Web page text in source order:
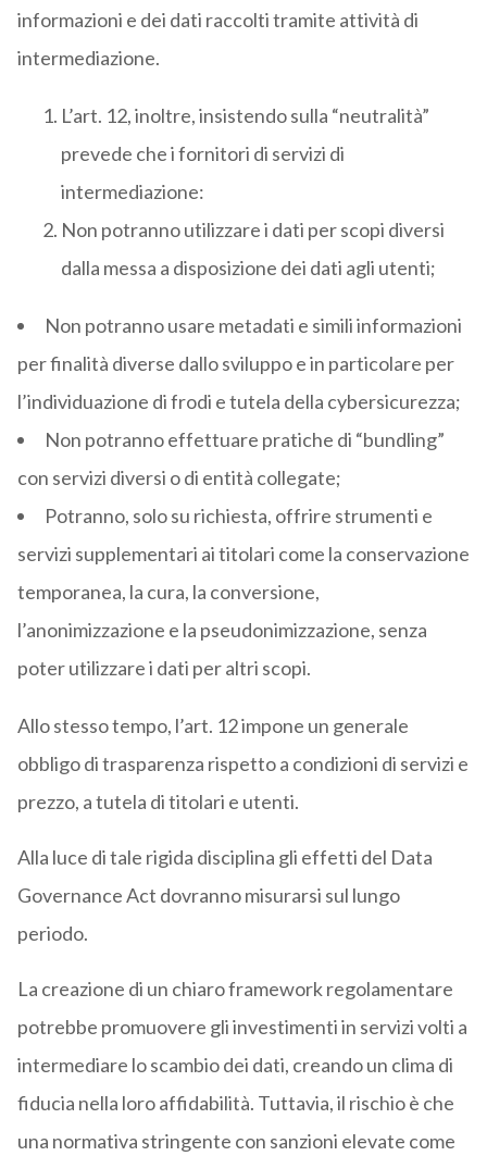
informazioni e dei dati raccolti tramite attività di
intermediazione.
L’art. 12, inoltre, insistendo sulla “neutralità”
prevede che i fornitori di servizi di
intermediazione:
Non potranno utilizzare i dati per scopi diversi
dalla messa a disposizione dei dati agli utenti;
Non potranno usare metadati e simili informazioni
per finalità diverse dallo sviluppo e in particolare per
l’individuazione di frodi e tutela della cybersicurezza;
Non potranno effettuare pratiche di “bundling”
con servizi diversi o di entità collegate;
Potranno, solo su richiesta, offrire strumenti e
servizi supplementari ai titolari come la conservazione
temporanea, la cura, la conversione,
l’anonimizzazione e la pseudonimizzazione, senza
poter utilizzare i dati per altri scopi.
Allo stesso tempo, l’art. 12 impone un generale
obbligo di trasparenza rispetto a condizioni di servizi e
prezzo, a tutela di titolari e utenti.
Alla luce di tale rigida disciplina gli effetti del Data
Governance Act dovranno misurarsi sul lungo
periodo.
La creazione di un chiaro framework regolamentare
potrebbe promuovere gli investimenti in servizi volti a
intermediare lo scambio dei dati, creando un clima di
fiducia nella loro affidabilità. Tuttavia, il rischio è che
una normativa stringente con sanzioni elevate come